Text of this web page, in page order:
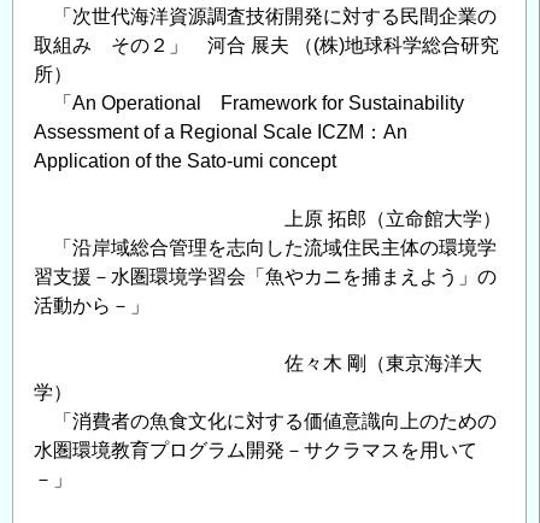
「次世代海洋資源調査技術開発に対する民間企業の
取組み その２」 河合 展夫 （(株)地球科学総合研究
所）
「An Operational Framework for Sustainability
Assessment of a Regional Scale ICZM：An
Application of the Sato-umi concept
上原 拓郎（立命館大学）
「沿岸域総合管理を志向した流域住民主体の環境学
習支援－水圏環境学習会「魚やカニを捕まえよう」の
活動から－」
佐々木 剛（東京海洋大
学）
「消費者の魚食文化に対する価値意識向上のための
水圏環境教育プログラム開発－サクラマスを用いて
－」